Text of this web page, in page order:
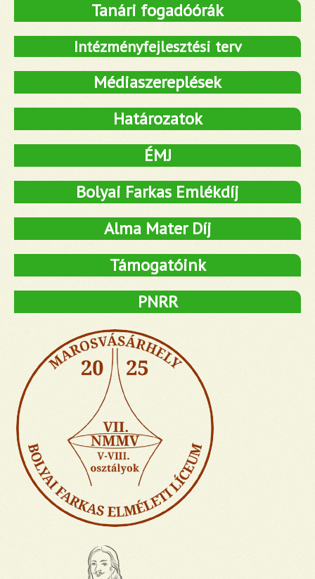
Tanári fogadóórák
Intézményfejlesztési terv
Médiaszereplések
Határozatok
ÉMJ
Bolyai Farkas Emlékdíj
Alma Mater Díj
Támogatóink
PNRR